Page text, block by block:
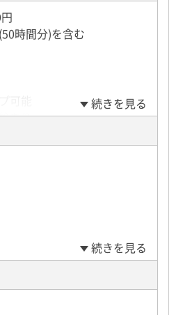
時間分)を含む
あり
万円以上稼ぐ人もいます
続きを見る
続きを見る